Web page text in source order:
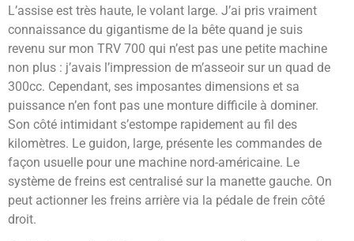
L’assise est très haute, le volant large. J’ai pris vraiment
connaissance du gigantisme de la bête quand je suis
revenu sur mon TRV 700 qui n’est pas une petite machine
non plus : j’avais l’impression de m’asseoir sur un quad de
300cc. Cependant, ses imposantes dimensions et sa
puissance n’en font pas une monture difficile à dominer.
Son côté intimidant s’estompe rapidement au fil des
kilomètres. Le guidon, large, présente les commandes de
façon usuelle pour une machine nord-américaine. Le
système de freins est centralisé sur la manette gauche. On
peut actionner les freins arrière via la pédale de frein côté
droit.